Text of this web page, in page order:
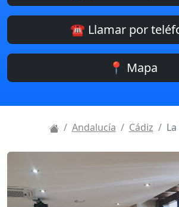
☎️ Llamar por
📍 Mapa
Andalucía Cádiz